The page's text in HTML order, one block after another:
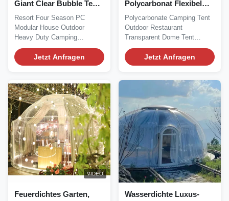
Giant Clear Bubble Tent
Heavy Duty Giant
Schilded Heavy Duty
Giant
Resort Four Season PC
Modular House Outdoor
Heavy Duty Camping
Transparent Dome Tent We...
Jetzt Anfragen
Polycarbonat Flexibel
Bequem 6m
Geodätisches Kuppel
Polycarbonate Camping Tent
Outdoor Restaurant
Transparent Dome Tent
House We would like to...
Jetzt Anfragen
VIDEO
Feuerdichtes Garten,
Wasserdichte Luxus-